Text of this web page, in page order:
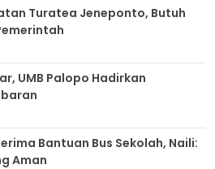
Turatea Jeneponto, Butuh
UMB Palopo Hadirkan
Bantuan Bus Sekolah, Naili:
Aman